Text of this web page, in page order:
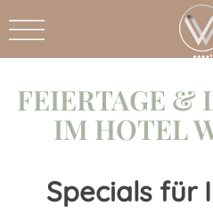
FEIERTAGE &
IM HOTEL
Specials für